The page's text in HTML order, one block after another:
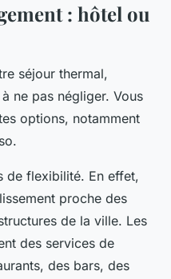
: hôtel ou
séjour thermal,
ne pas négliger. Vous
options, notamment
de flexibilité. En effet,
proche des
de la ville. Les
des services de
des bars, des